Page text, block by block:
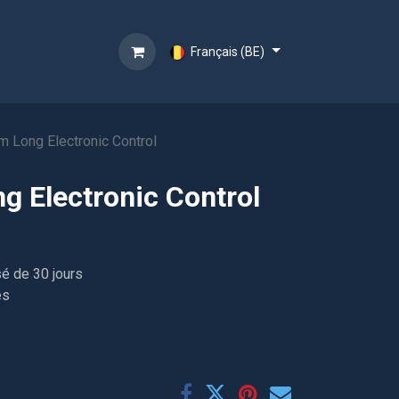
Français (BE)
Long Electronic Control
Electronic Control
de 30 jours